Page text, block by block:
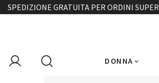
SPEDIZIONE GRATUITA PER ORDINI
DONNA